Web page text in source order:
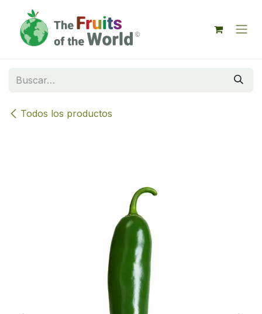
Todos los productos